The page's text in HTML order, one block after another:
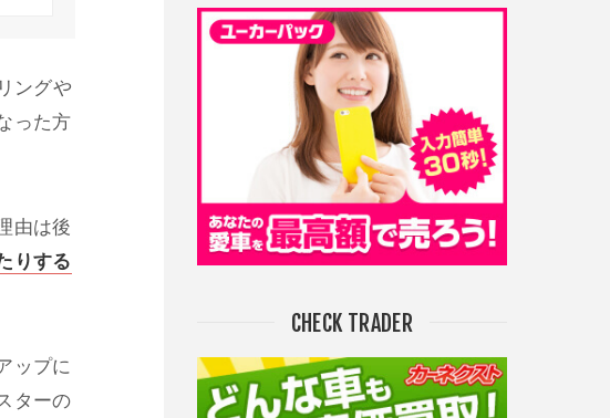
ングや
った方
由は後
りする
ップに
ターの
CHECK TRADER